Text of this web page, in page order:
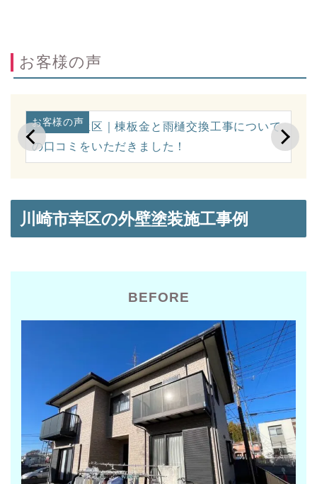
お客様の声
お客様の声
川崎市麻生区｜棟板金と雨樋交換工事について
の口コミをいただきました！
川崎市幸区の外壁塗装施工事例
BEFORE